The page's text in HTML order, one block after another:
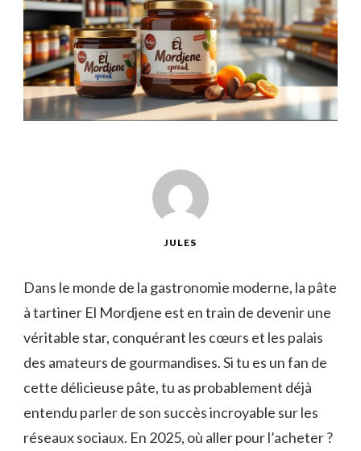
JULES
Dans le monde de la gastronomie moderne, la pâte
à tartiner El Mordjene est en train de devenir une
véritable star, conquérant les cœurs et les palais
des amateurs de gourmandises. Si tu es un fan de
cette délicieuse pâte, tu as probablement déjà
entendu parler de son succès incroyable sur les
réseaux sociaux. En 2025, où aller pour l’acheter ?